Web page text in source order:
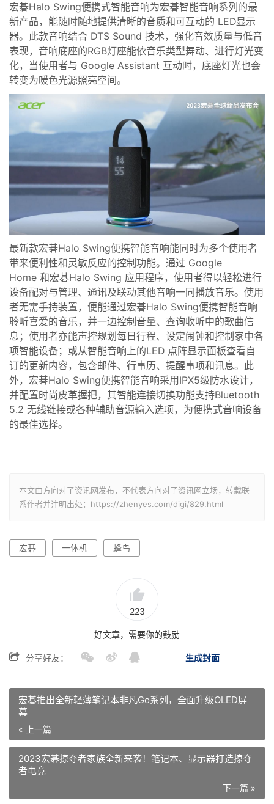
宏碁Halo Swing便携式智能音响为宏碁智能音响系列的最
新产品，能随时随地提供清晰的音质和可互动的 LED显示
器。此款音响结合 DTS Sound 技术，强化音效质量与低音
表现， 音响底座的RGB灯座能依音乐类型舞动、进行灯光变
化，当使用者与 Google Assistant 互动时，底座灯光也会
转变为暖色光源照亮空间。
最新款宏碁Halo Swing便携智能音响能同时为多个使用者
带来便利性和灵敏反应的控制功能。通过 Google
Home 和宏碁Halo Swing 应用程序，使用者得以轻松进行
设备配对与管理、通讯及联动其他音响一同播放音乐。使用
者无需手持装置，便能通过宏碁Halo Swing便携智能音响
聆听喜爱的音乐，并一边控制音量、查询收听中的歌曲信
息；使用者亦能声控规划每日行程、设定闹钟和控制家中各
项智能设备；或从智能音响上的LED 点阵显示面板查看自
订的更新内容，包含邮件、行事历、提醒事项和讯息。此
外，宏碁Halo Swing便携智能音响采用 IPX5级防水设计，
并配置时尚皮革握把，其智能连接切换功能支持Bluetooth
5.2 无线链接或各种辅助音源输入选项， 为便携式音响设备
的最佳选择。
本文由方向对了资讯网发布，不代表方向对了资讯网立场，转载联
系作者并注明出处：https://zhenyes.com/digi/829.html
宏碁 一体机 蜂鸟
223
好文章，需要你的鼓励
生成封面
分享好友：
宏碁推出全新轻薄笔记本非凡Go系列，全面升级OLED屏
幕
« 上一篇
2023宏碁掠夺者家族全新来袭！笔记本、显示器打造掠夺
者电竞
下一篇 »